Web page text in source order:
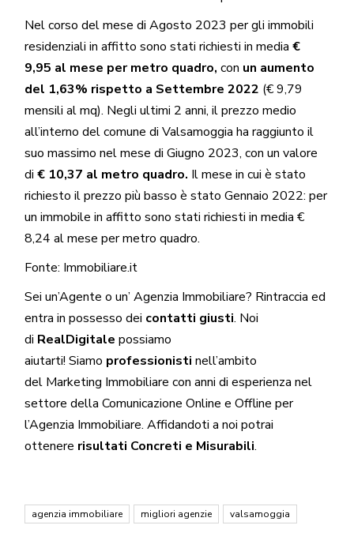
Nel corso del mese di Agosto 2023 per gli immobili
residenziali in affitto sono stati richiesti in media€
9,95 al mese per metro quadro, con un aumento
del 1,63% rispetto a Settembre 2022 (€ 9,79
mensili al mq). Negli ultimi 2 anni, il prezzo medio
all’interno del comune di Valsamoggia ha raggiunto il
suo massimo nel mese di Giugno 2023, con un valore
di€ 10,37 al metro quadro. Il mese in cui è stato
richiesto il prezzo più basso è stato Gennaio 2022: per
un immobile in affitto sono stati richiesti in media €
8,24 al mese per metro quadro.
Fonte: Immobiliare.it
Sei un’Agente o un’Agenzia Immobiliare? Rintraccia ed
entra in possesso dei contatti giusti. Noi
di RealDigitale possiamo
aiutarti! Siamo professionisti nell’ambito
del Marketing Immobiliare con anni di esperienza nel
settore della Comunicazione Online eOffline per
l’Agenzia Immobiliare. Affidandoti a noi potrai
ottenere risultati Concreti e Misurabili.
agenzia immobiliare migliori agenzie valsamoggia